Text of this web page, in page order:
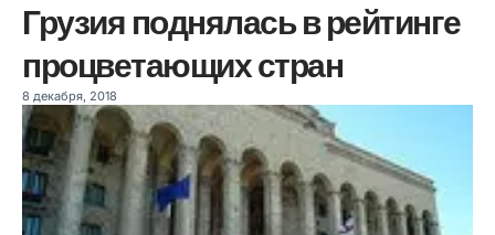
Грузия поднялась в рейтинге
процветающих стран
8 декабря, 2018